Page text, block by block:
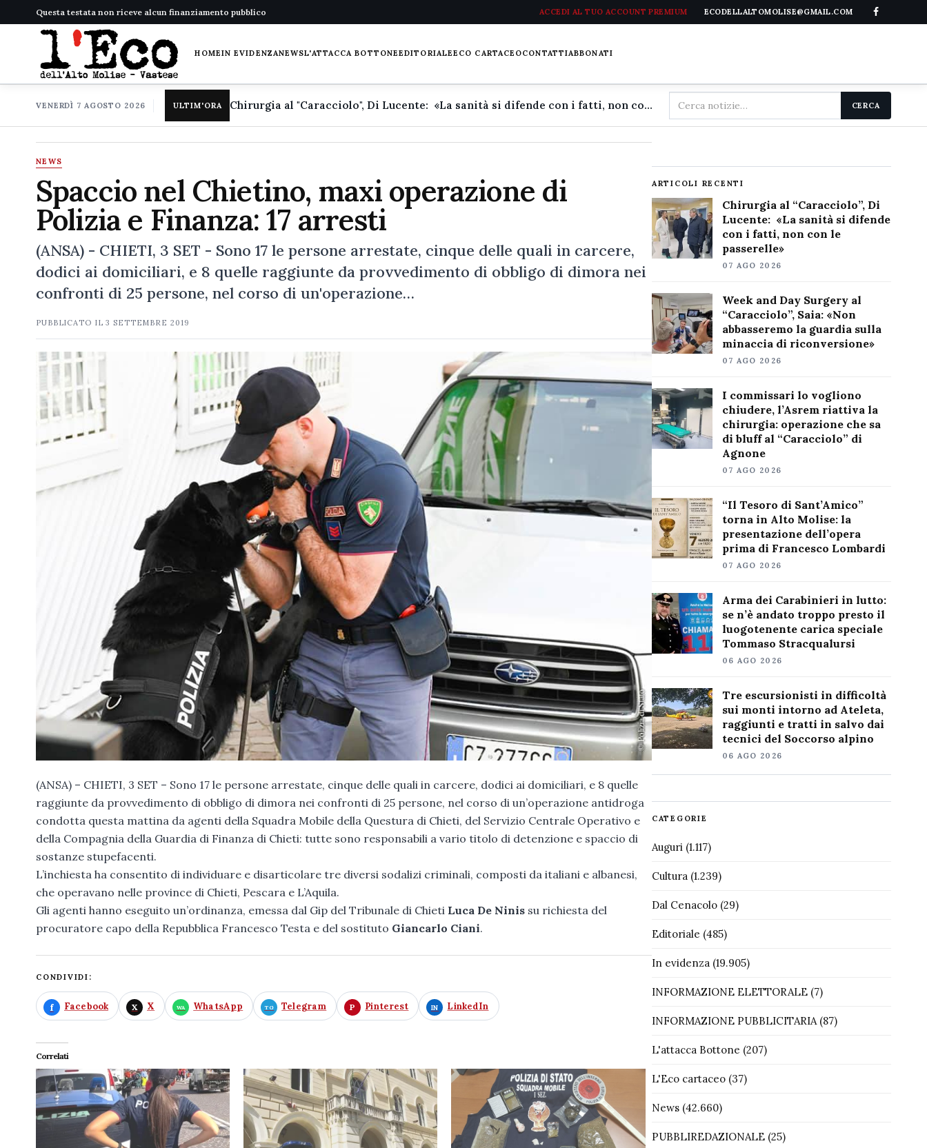
Questa testata non riceve alcun finanziamento pubblico ACCEDI AL TUO ACCOUNT PREMIUM ECODELLALTOMOLISE@GMAIL.COM
HOMEIN EVIDENZANEWSL'ATTACCA BOTTONEEDITORIALEECO CARTACEOCONTATTIABBONATI
VENERDÌ 7 AGOSTO 2026 ULTIM'ORA Chirurgia al "Caracciolo", Di Lucente: «La sanità si difende con i fatti, non con le passerelle»
Cerca
nel
CERCA
NEWS
Spaccio nel Chietino, maxi operazione di
Polizia e Finanza: 17 arresti
(ANSA) - CHIETI, 3 SET - Sono 17 le persone arrestate, cinque delle quali in carcere,
dodici ai domiciliari, e 8 quelle raggiunte da provvedimento di obbligo di dimora nei
confronti di 25 persone, nel corso di un'operazione…
PUBBLICATO IL3 SETTEMBRE 2019
(ANSA) – CHIETI, 3 SET – Sono 17 le persone arrestate, cinque delle quali in carcere, dodici ai domiciliari, e 8 quelle
raggiunte da provvedimento di obbligo di dimora nei confronti di 25 persone, nel corso di un’operazione antidroga
condotta questa mattina da agenti della Squadra Mobile della Questura di Chieti, del Servizio Centrale Operativo e
della Compagnia della Guardia di Finanza di Chieti: tutte sono responsabili a vario titolo di detenzione e spaccio di
sostanze stupefacenti.
L’inchiesta ha consentito di individuare e disarticolare tre diversi sodalizi criminali, composti da italiani e albanesi,
che operavano nelle province di Chieti, Pescara e L’Aquila.
Gli agenti hanno eseguito un’ordinanza, emessa dal Gip del Tribunale di Chieti Luca De Ninis su richiesta del
procuratore capo della Repubblica Francesco Testa e del sostituto Giancarlo Ciani.
CONDIVIDI:
Facebook X WhatsApp Telegram Pinterest LinkedIn
Correlati
ARTICOLI RECENTI
Chirurgia al “Caracciolo”, Di
Lucente: «La sanità si difende
con i fatti, non con le
passerelle»
07 AGO 2026
Week and Day Surgery al
“Caracciolo”, Saia: «Non
abbasseremo la guardia sulla
minaccia di riconversione»
07 AGO 2026
I commissari lo vogliono
chiudere, l’Asrem riattiva la
chirurgia: operazione che sa
di bluff al “Caracciolo” di
Agnone
07 AGO 2026
“Il Tesoro di Sant’Amico”
torna in Alto Molise: la
presentazione dell’opera
prima di Francesco Lombardi
07 AGO 2026
Arma dei Carabinieri in lutto:
se n’è andato troppo presto il
luogotenente carica speciale
Tommaso Stracqualursi
06 AGO 2026
Tre escursionisti in difficoltà
sui monti intorno ad Ateleta,
raggiunti e tratti in salvo dai
tecnici del Soccorso alpino
06 AGO 2026
CATEGORIE
Auguri(1.117)
Cultura(1.239)
Dal Cenacolo(29)
Editoriale (485)
In evidenza(19.905)
INFORMAZIONE ELETTORALE(7)
INFORMAZIONE PUBBLICITARIA(87)
L'attacca Bottone (207)
L'Eco cartaceo(37)
News(42.660)
PUBBLIREDAZIONALE(25)